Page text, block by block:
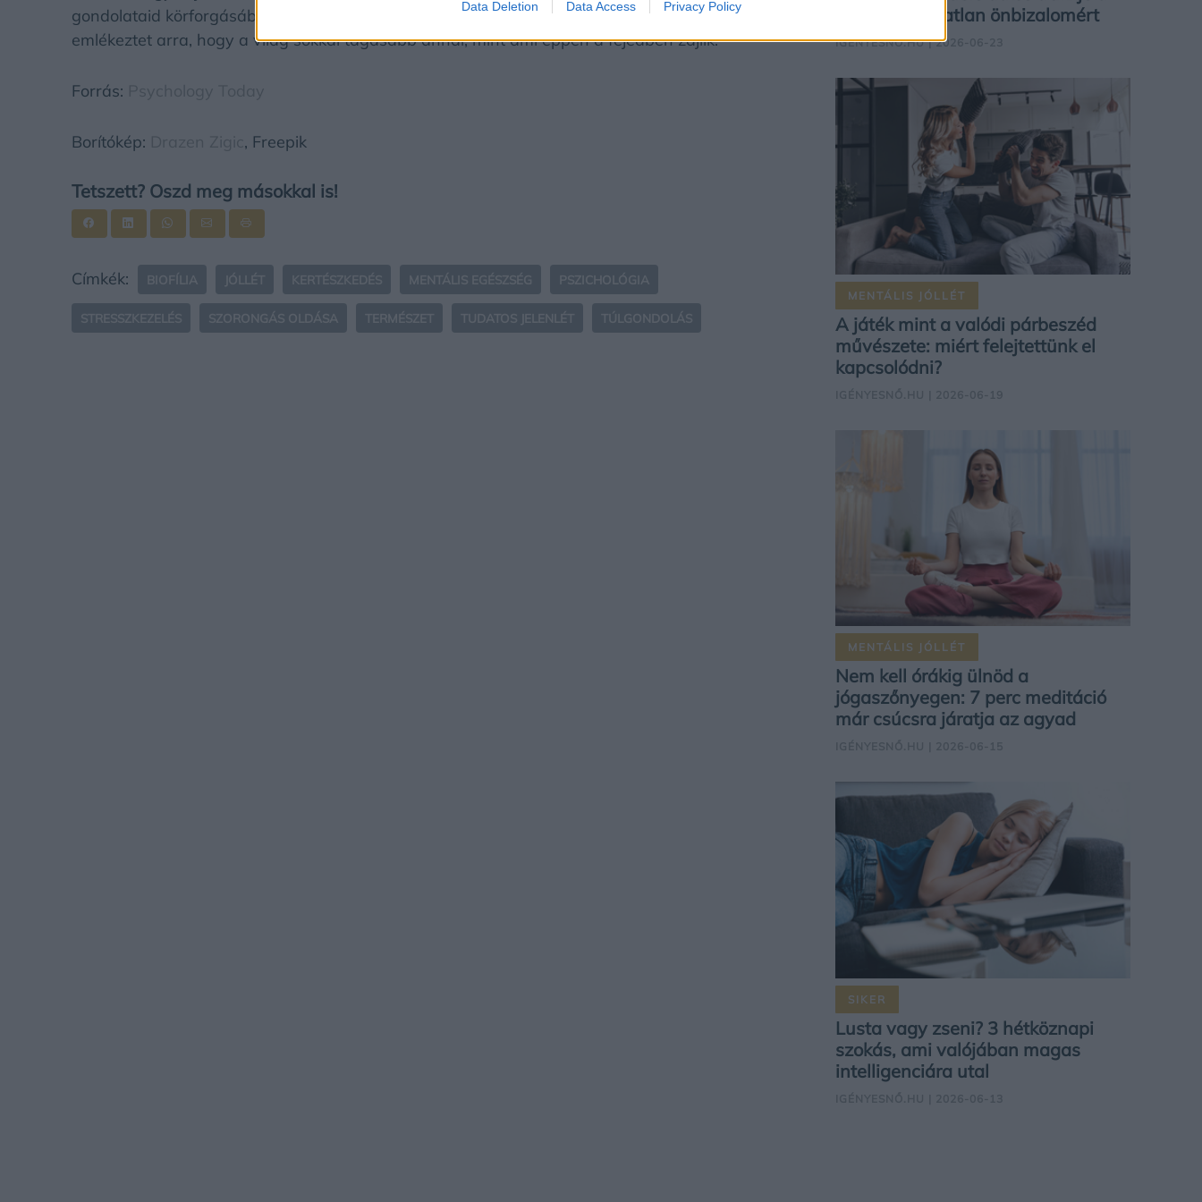
Data Deletion Data Access Privacy Policy
gondolataid körforgásából.
A természet ebben segít, hogy visszahoz a jelenbe, lelassít, és
emlékeztet arra, hogy a világ sokkal tágasabb annál, mint ami éppen a fejedben zajlik.
Forrás:
Borítókép: , Freepik
Tetszett? Oszd meg másokkal is!
Címkék: BIOFÍLIA JÓLLÉT KERTÉSZKEDÉS MENTÁLIS EGÉSZSÉG PSZICHOLÓGIA
STRESSZKEZELÉS SZORONGÁS OLDÁSA TERMÉSZET TUDATOS JELENLÉT TÚLGONDOLÁS
megingathatatlan önbizalomért
IGÉNYESNŐ.HU| 2026-06-23
MENTÁLIS JÓLLÉT
A játék mint a valódi párbeszéd
művészete: miért felejtettünk el
kapcsolódni?
MENTÁLIS JÓLLÉT
Nem kell órákig ülnöd a
jógaszőnyegen: 7 perc meditáció
már csúcsra járatja az agyad
SIKER
Lusta vagy zseni? 3 hétköznapi
szokás, ami valójában magas
intelligenciára utal